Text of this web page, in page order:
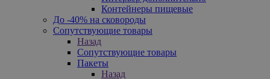
Контейнеры пищевые
До -40% на сковороды
Сопутствующие товары
Назад
Сопутствующие товары
Пакеты
Назад